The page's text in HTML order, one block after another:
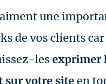
une
de vos clients
lesexprimer
sur votre siteen